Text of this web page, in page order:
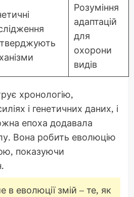
Розуміння
адаптацій
для
охорони
видів
хронологію,
і генетичних даних, і
епоха додавала
Вона робить еволюцію
показуючи
еволюції змій – те, як